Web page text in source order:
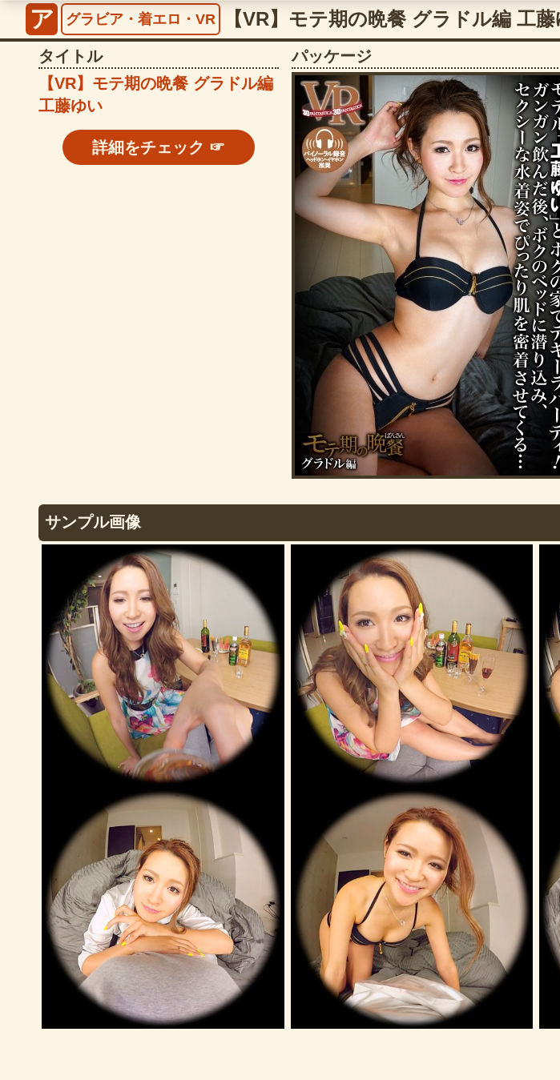
ア グラビア・着エロ・VR
パッケージ
タイトル
【VR】モテ期の晩餐 グラドル編
工藤ゆい
詳細をチェック ☞
サンプル画像